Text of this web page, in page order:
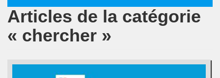
Articles de la catégorie
« chercher »